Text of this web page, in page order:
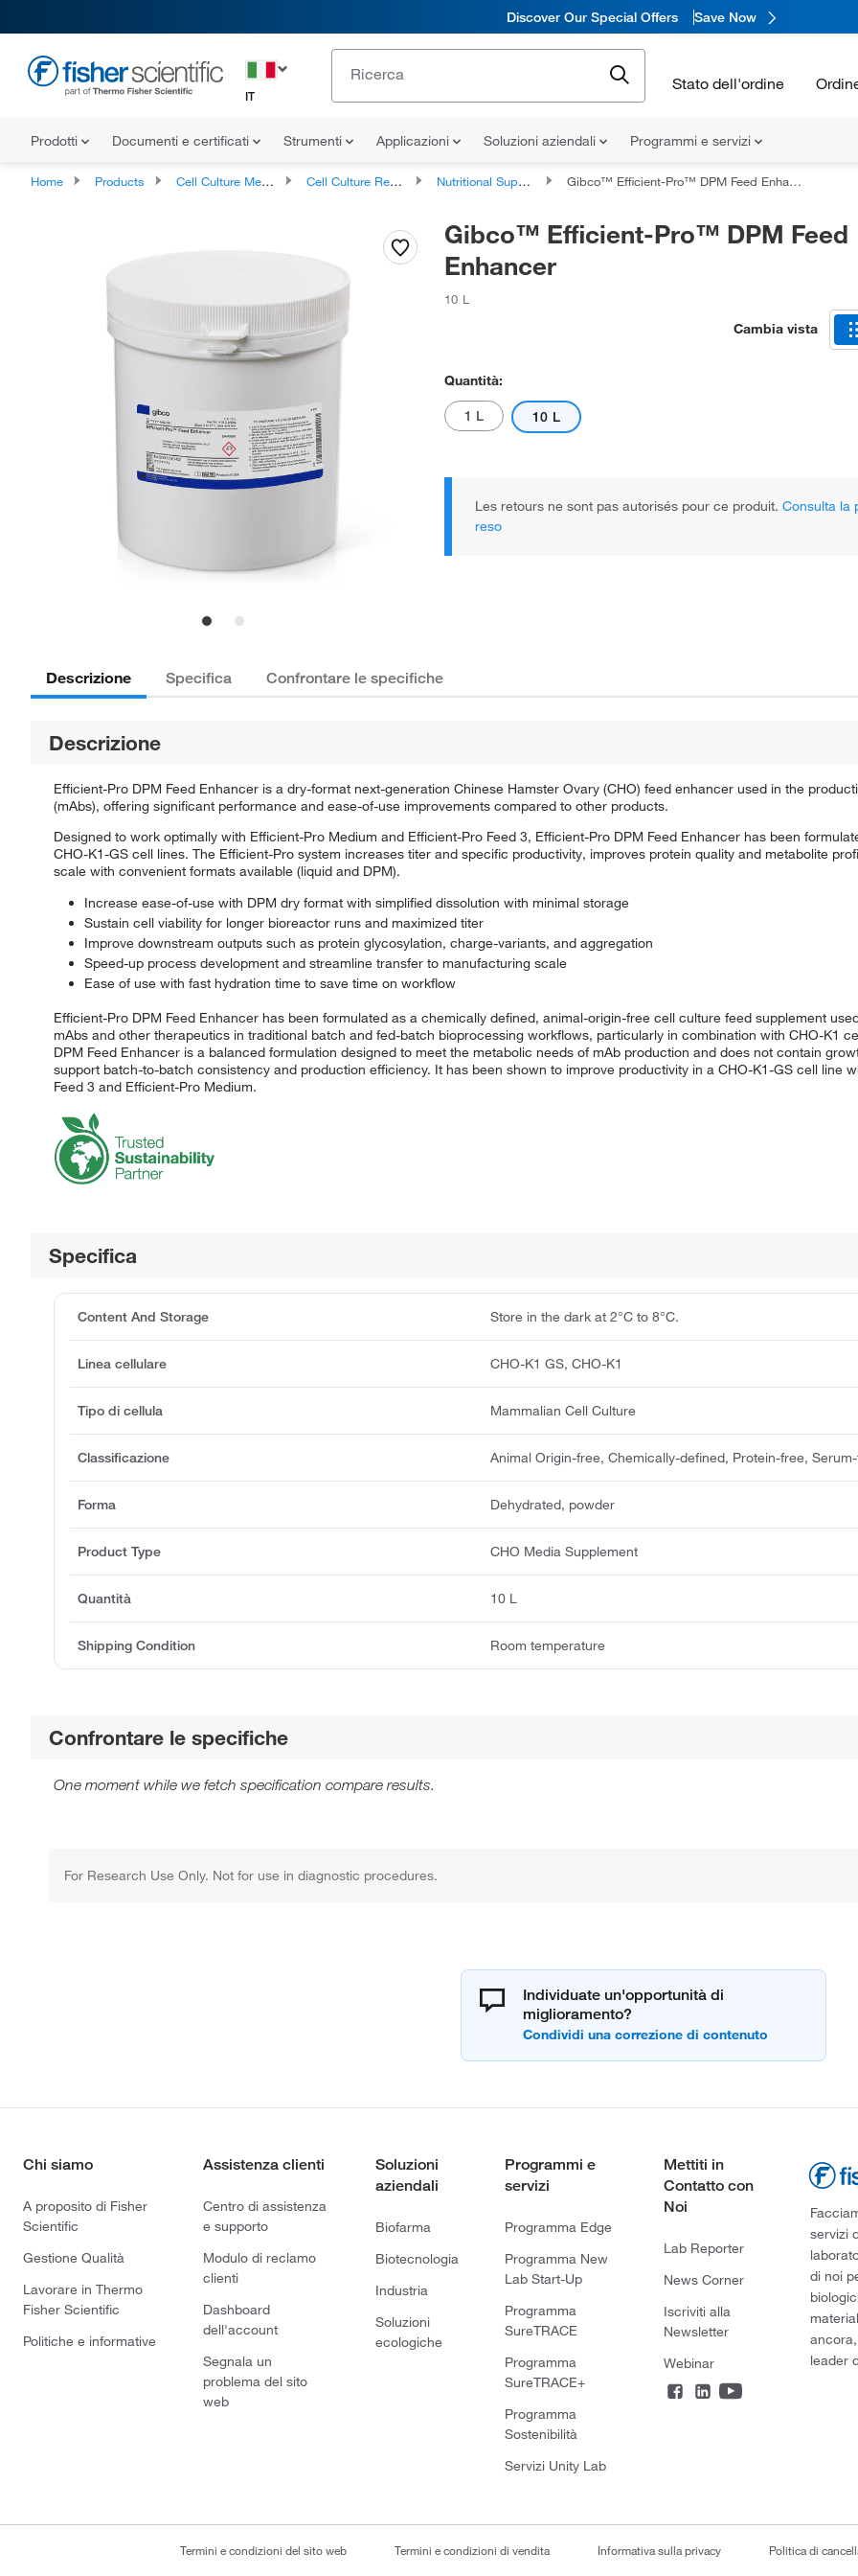
Discover Our Special Offers Save Now
IT
Stato dell'ordine
Prodotti Documenti e certificati Strumenti Applicazioni Soluzioni aziendali Programmi e servizi
Home Products Cell Culture Media, Supplements, and Reagents Cell Culture Reagents, Antibiotics and Supplements Nutritional Supplements Gibco™ Efficient-Pro™ DPM Feed Enhancer
Gibco™ Efficient-Pro™ DPM Feed
Enhancer
10 L
Cambia vista
Quantità:
1 L 10 L
Les retours ne sont pas autorisés pour ce produit. Consulta la
reso
Descrizione Specifica Confrontare le specifiche
Descrizione
Efficient-Pro DPM Feed Enhancer is a dry-format next-generation Chinese Hamster Ovary (CHO) feed enhancer used in the
(mAbs), offering significant performance and ease-of-use improvements compared to other products.
Designed to work optimally with Efficient-Pro Medium and Efficient-Pro Feed 3, Efficient-Pro DPM Feed Enhancer has been
CHO-K1-GS cell lines. The Efficient-Pro system increases titer and specific productivity, improves protein quality and metabolite
scale with convenient formats available (liquid and DPM).
Increase ease-of-use with DPM dry format with simplified dissolution with minimal storage
Sustain cell viability for longer bioreactor runs and maximized titer
Improve downstream outputs such as protein glycosylation, charge-variants, and aggregation
Speed-up process development and streamline transfer to manufacturing scale
Ease of use with fast hydration time to save time on workflow
Efficient-Pro DPM Feed Enhancer has been formulated as a chemically defined, animal-origin-free cell culture feed supplement
mAbs and other therapeutics in traditional batch and fed-batch bioprocessing workflows, particularly in combination with CHO-K1
DPM Feed Enhancer is a balanced formulation designed to meet the metabolic needs of mAb production and does not contain
support batch-to-batch consistency and production efficiency. It has been shown to improve productivity in a CHO-K1-GS cell line
Feed 3 and Efficient-Pro Medium.
Specifica
Content And Storage Store in the dark at 2°C to 8°C.
Linea cellulare CHO-K1 GS, CHO-K1
Tipo di cellula Mammalian Cell Culture
Classificazione Animal Origin-free, Chemically-defined, Protein-free,
Forma Dehydrated, powder
Product Type CHO Media Supplement
Quantità 10 L
Shipping Condition Room temperature
Confrontare le specifiche
One moment while we fetch specification compare results.
For Research Use Only. Not for use in diagnostic procedures.
Individuate un'opportunità di
miglioramento?
Chi siamo
A proposito di Fisher
Scientific
Gestione Qualità
Lavorare in Thermo
Fisher Scientific
Politiche e informative
Assistenza clienti
Centro di assistenza
e supporto
Modulo di reclamo
clienti
Dashboard
dell'account
Segnala un
problema del sito
web
Soluzioni
aziendali
Biofarma
Biotecnologia
Industria
Soluzioni
ecologiche
Programmi e
servizi
Programma Edge
Programma New
Lab Start-Up
Programma
SureTRACE
Programma
SureTRACE+
Programma
Sostenibilità
Servizi Unity Lab
Mettiti in
Contatto con
Noi
Lab Reporter
News Corner
Iscriviti alla
Newsletter
Webinar
servizi
di noi
leader
Termini e condizioni del sito web Termini e condizioni di vendita Informativa sulla privacy Politica di